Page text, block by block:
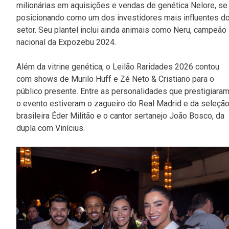
milionárias em aquisições e vendas de genética Nelore, se
posicionando como um dos investidores mais influentes
setor. Seu plantel inclui ainda animais como Neru, campeão
nacional da Expozebu 2024.
Além da vitrine genética, o Leilão Raridades 2026 contou
com shows de Murilo Huff e Zé Neto & Cristiano para o
público presente. Entre as personalidades que
o evento estiveram o zagueiro do Real Madrid e da
brasileira Éder Militão e o cantor sertanejo João Bosco, da
dupla com Vinícius.